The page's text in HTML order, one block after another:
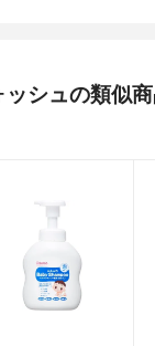
シュの類似